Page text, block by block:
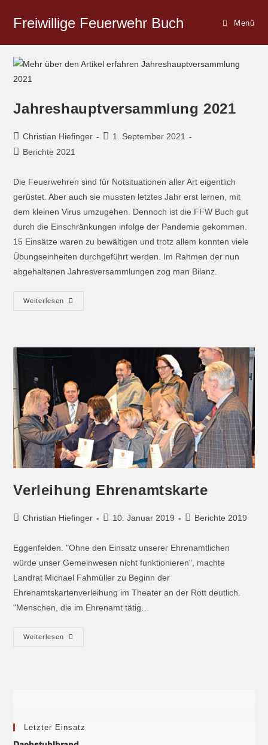
Freiwillige Feuerwehr Buch Menü
Jahreshauptversammlung 2021
Christian Hiefinger
1. September 2021
Berichte 2021
Die Feuerwehren sind für Notsituationen aller Art eigentlich
gerüstet. Aber auch sie mussten letztes Jahr erst lernen, mit
dem kleinen Virus umzugehen. Dennoch ist die FFW Buch gut
durch die Einschränkungen infolge der Pandemie gekommen.
15 Einsätze waren zu bewältigen und trotz allem konnten viele
Übungseinheiten durchgeführt werden. Im Rahmen der nun
abgehaltenen Jahresversammlungen zog man Bilanz.
Weiterlesen
Verleihung Ehrenamtskarte
Christian Hiefinger 10. Januar 2019 Berichte 2019
Eggenfelden. "Ohne den Einsatz unserer Ehrenamtlichen
würde unser Gemeinwesen nicht funktionieren", machte
Landrat Michael Fahmüller zu Beginn der
Ehrenamtskartenverleihung im Theater an der Rott deutlich.
"Menschen, die im Ehrenamt tätig…
Weiterlesen
Letzter Einsatz